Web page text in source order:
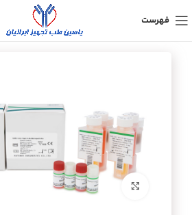
فهرست
برای بزرگنمایی کلیک کنید